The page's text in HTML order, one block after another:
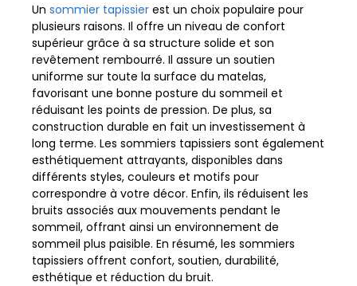
Un sommier tapissier est un choix populaire pour
plusieurs raisons. Il offre un niveau de confort
supérieur grâce à sa structure solide et son
revêtement rembourré. Il assure un soutien
uniforme sur toute la surface du matelas,
favorisant une bonne posture du sommeil et
réduisant les points de pression. De plus, sa
construction durable en fait un investissement à
long terme. Les sommiers tapissiers sont également
esthétiquement attrayants, disponibles dans
différents styles, couleurs et motifs pour
correspondre à votre décor. Enfin, ils réduisent les
bruits associés aux mouvements pendant le
sommeil, offrant ainsi un environnement de
sommeil plus paisible. En résumé, les sommiers
tapissiers offrent confort, soutien, durabilité,
esthétique et réduction du bruit.